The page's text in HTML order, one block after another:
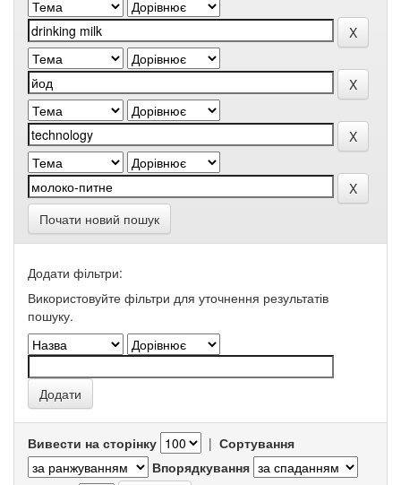
Почати новий пошук
Додати фільтри:
Використовуйте фільтри для уточнення результатів
пошуку.
Вивести на сторінку | Сортування
Впорядкування